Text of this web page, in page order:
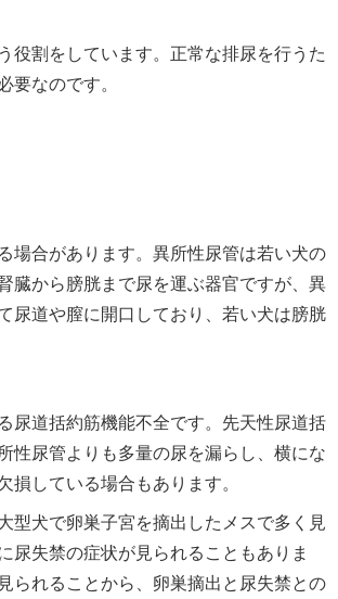
役割をしています。正常な排尿を行うた
なのです。
場合があります。異所性尿管は若い犬の
臓から膀胱まで尿を運ぶ器官ですが、異
尿道や膣に開口しており、若い犬は膀胱
尿道括約筋機能不全です。先天性尿道括
性尿管よりも多量の尿を漏らし、横にな
している場合もあります。
型犬で卵巣子宮を摘出したメスで多く見
尿失禁の症状が見られることもありま
られることから、卵巣摘出と尿失禁との